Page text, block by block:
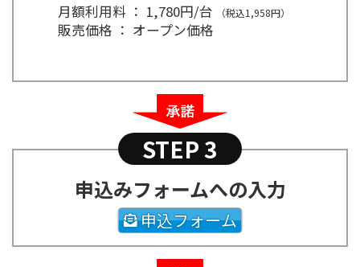
月額利用料 ： 1,780円/台 （税込1,958円）
販売価格 ： オープン価格
STEP 3
申込みフォームへの入力
申込フォーム